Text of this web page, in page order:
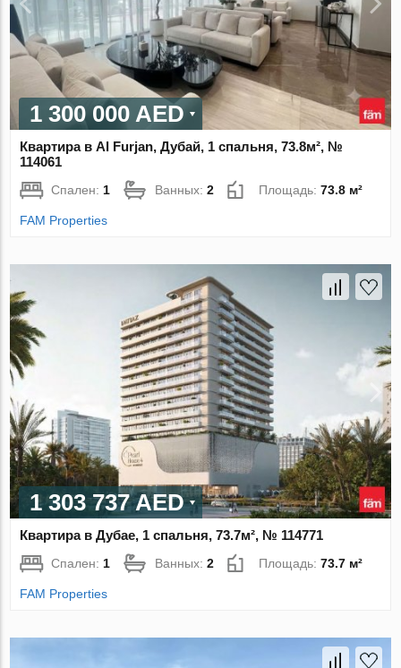
1 300 000 AED
Квартира в Al Furjan, Дубай, 1 спальня, 73.8м², №
114061
Спален: 1 Ванных:2 Площадь:73.8 м²
FAM Properties
1 303 737 AED
Квартира в Дубае, 1 спальня, 73.7м², № 114771
Спален: 1 Ванных:2 Площадь:73.7 м²
FAM Properties